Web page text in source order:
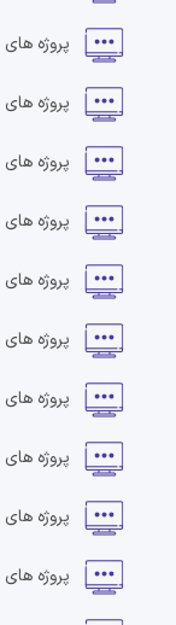
پروژه های
پروژه های
پروژه های
پروژه های
پروژه های
پروژه های
پروژه های
پروژه های
پروژه های
پروژه های